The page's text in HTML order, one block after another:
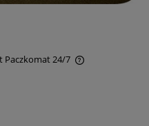
Paczkomat 24/7
płatności